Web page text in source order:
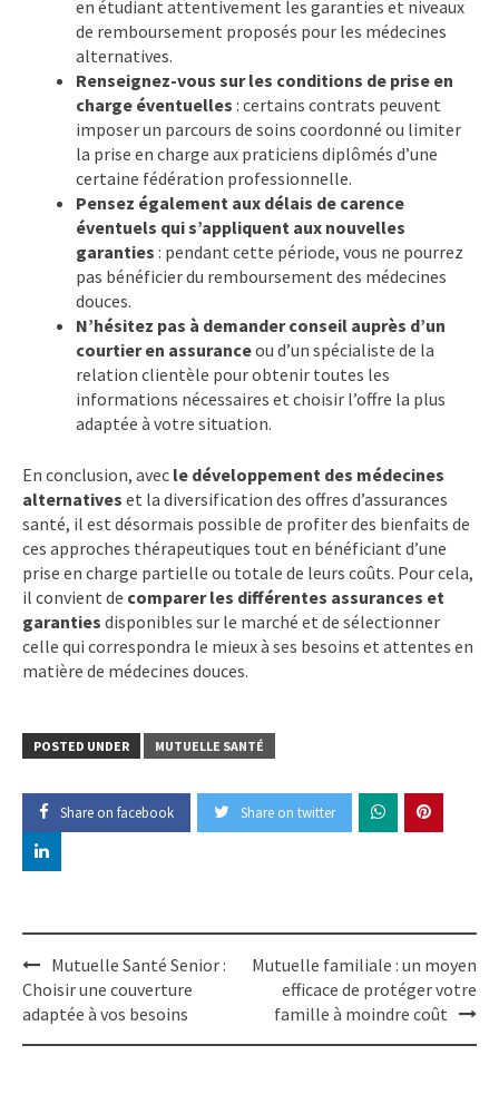
en étudiant attentivement les garanties et niveaux
de remboursement proposés pour les médecines
alternatives.
Renseignez-vous sur les conditions de prise en
charge éventuelles : certains contrats peuvent
imposer un parcours de soins coordonné ou limiter
la prise en charge aux praticiens diplômés d’une
certaine fédération professionnelle.
Pensez également aux délais de carence
éventuels qui s’appliquent aux nouvelles
garanties : pendant cette période, vous ne pourrez
pas bénéficier du remboursement des médecines
douces.
N’hésitez pas à demander conseil auprès d’un
courtier en assuranceou d’un spécialiste de la
relation clientèle pour obtenir toutes les
informations nécessaires et choisir l’offre la plus
adaptée à votre situation.
En conclusion, avec le développement des médecines
alternatives et la diversification des offres d’assurances
santé, il est désormais possible de profiter des bienfaits de
ces approches thérapeutiques tout en bénéficiant d’une
prise en charge partielle ou totale de leurs coûts. Pour cela,
il convient de comparer les différentes assurances et
garanties disponibles sur le marché et de sélectionner
celle qui correspondra le mieux à ses besoins et attentes en
matière de médecines douces.
POSTED UNDER MUTUELLE SANTÉ
Share on facebook Share on twitter
Post
navigation
Mutuelle Santé Senior :
Choisir une couverture
adaptée à vos besoins
Mutuelle familiale : un moyen
efficace de protéger votre
famille à moindre coût